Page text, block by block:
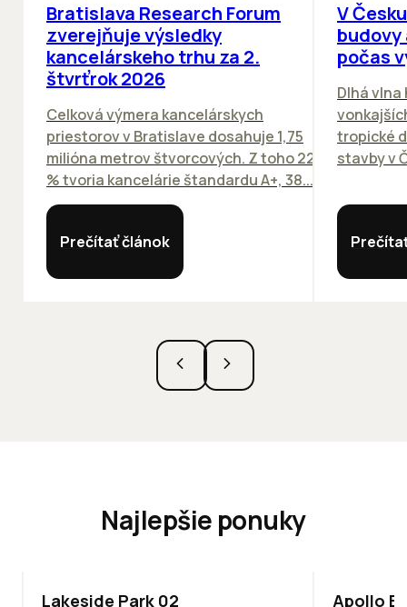
Bratislava Research Forum
zverejňuje výsledky
kancelárskeho trhu za 2.
štvrťrok 2026
Celková výmera kancelárskych
priestorov v Bratislave dosahuje 1,75
milióna metrov štvorcových. Z toho 22
% tvoria kancelárie štandardu A+, 38...
Prečítať článok
V
počas
Dlhá
tropické
stavby v
Najlepšie ponuky
ODPORÚČAME
Lakeside Park 02 TOP
Apollo